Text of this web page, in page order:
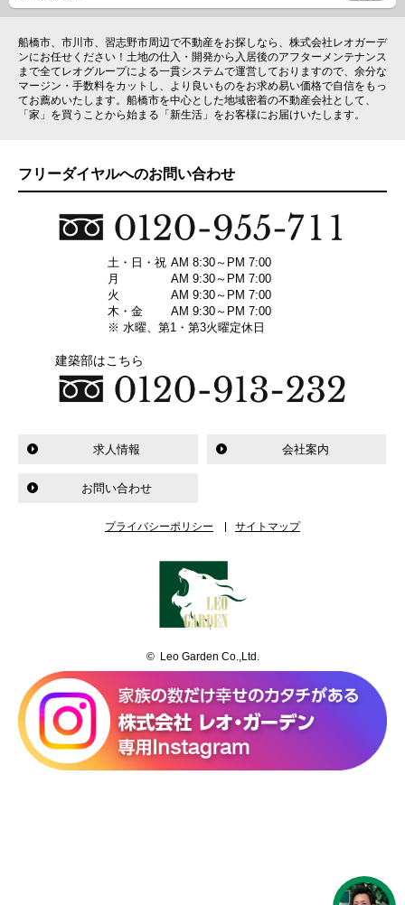
船橋市、市川市、習志野市周辺で不動産をお探しなら、株式会社レオガーデ
ンにお任せください！土地の仕入・開発から入居後のアフターメンテナンス
まで全てレオグループによる一貫システムで運営しておりますので、余分な
マージン・手数料をカットし、より良いものをお求め易い価格で自信をもっ
てお薦めいたします。船橋市を中心とした地域密着の不動産会社として、
「家」を買うことから始まる「新生活」をお客様にお届けいたします。
フリーダイヤルへのお問い合わせ
土・日・祝 AM 8:30～PM 7:00
月
AM 9:30～PM 7:00
火
AM 9:30～PM 7:00
木・金
AM 9:30～PM 7:00
※ 水曜、第1・第3火曜定休日
建築部はこちら
求人情報 会社案内
お問い合わせ
プライバシーポリシー サイトマップ
© Leo Garden Co.,Ltd.